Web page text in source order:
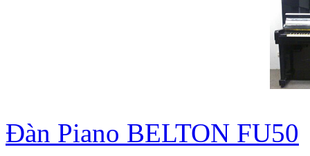
Đàn Piano BELTON FU50